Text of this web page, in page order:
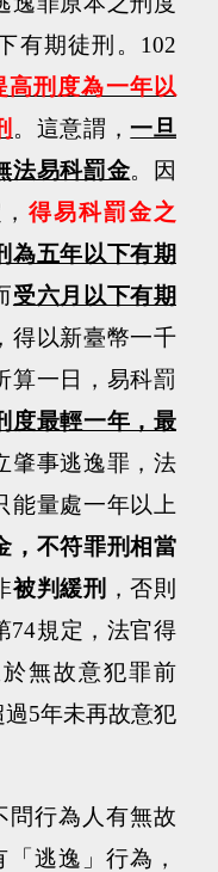
有期徒刑。 102
高刑度為一年以
。這意謂，一旦
法易科罰金。因
，得易科罰金之
為五年以下有期
受六月以下有期
，得以新臺幣一千
算一日，易科罰
度最輕一年，最
肇事逃逸罪，法
能量處一年以上
，不符罪刑相當
被判緩刑
，否則
74規定，法官得
無故意犯罪前
5年未再故意犯
問行為人有無故
逃逸」行為，